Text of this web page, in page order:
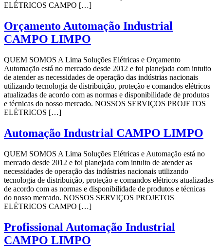
ELÉTRICOS CAMPO […]
Orçamento Automação Industrial
CAMPO LIMPO
QUEM SOMOS A Lima Soluções Elétricas e Orçamento
Automação está no mercado desde 2012 e foi planejada com intuito
de atender as necessidades de operação das indústrias nacionais
utilizando tecnologia de distribuição, proteção e comandos elétricos
atualizadas de acordo com as normas e disponibilidade de produtos
e técnicas do nosso mercado. NOSSOS SERVIÇOS PROJETOS
ELÉTRICOS […]
Automação Industrial CAMPO LIMPO
QUEM SOMOS A Lima Soluções Elétricas e Automação está no
mercado desde 2012 e foi planejada com intuito de atender as
necessidades de operação das indústrias nacionais utilizando
tecnologia de distribuição, proteção e comandos elétricos atualizadas
de acordo com as normas e disponibilidade de produtos e técnicas
do nosso mercado. NOSSOS SERVIÇOS PROJETOS
ELÉTRICOS CAMPO […]
Profissional Automação Industrial
CAMPO LIMPO